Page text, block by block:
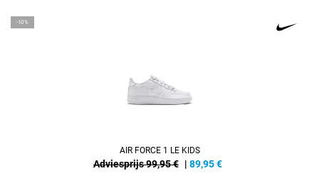
-10%
AIR FORCE 1 LE KIDS
Adviesprijs 99,95 € | 89,95€